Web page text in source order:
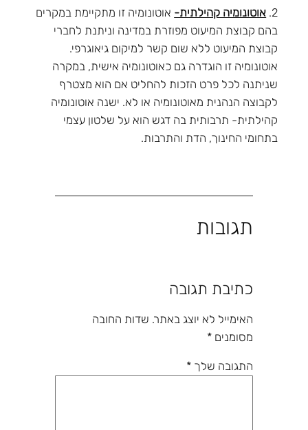
2. אוטונומיה קהילתית- אוטונומיה זו מתקיימת במקרים
בהם קבוצת המיעוט מפוזרת במדינה וניתנת לחברי
קבוצת המיעוט ללא שום קשר למיקום גיאוגרפי.
אוטונומיה זו הוגדרה גם כאוטונומיה אישית, במקרה
שניתנה לכל פרט הזכות להחליט אם הוא מצטרף
לקבוצה הנהנית מאוטונומיה או לא. ישנה אוטונומיה
קהילתית- תרבותית בה דגש הוא על שלטון עצמי
בתחומי החינוך, הדת והתרבות.
תגובות
כתיבת תגובה
האימייל לא יוצג באתר. שדות החובה
מסומנים *
התגובה שלך *